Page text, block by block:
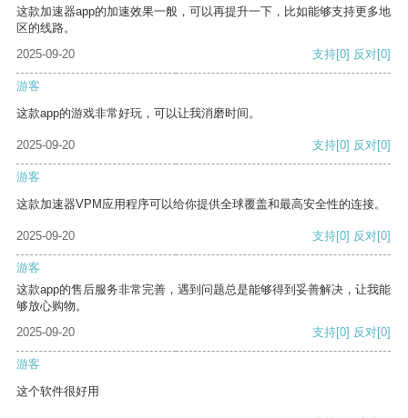
这款加速器app的加速效果一般，可以再提升一下，比如能够支持更多地
区的线路。
2025-09-20
支持[0] 反对[0]
游客
这款app的游戏非常好玩，可以让我消磨时间。
2025-09-20 支持[0] 反对[0]
游客
这款加速器VPM应用程序可以给你提供全球覆盖和最高安全性的连接。
2025-09-20 支持[0] 反对[0]
游客
这款app的售后服务非常完善，遇到问题总是能够得到妥善解决，让我能
够放心购物。
2025-09-20
支持[0] 反对[0]
游客
这个软件很好用